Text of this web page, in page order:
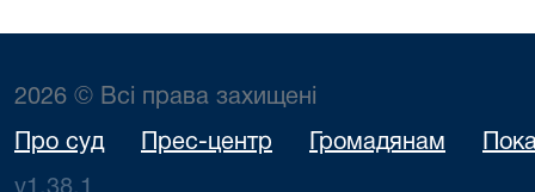
2026 © Всі права захищені
Про суд Прес-центр Громадянам